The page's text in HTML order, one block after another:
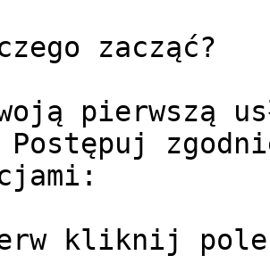
zacząć?
pierwszą
kliknij pole